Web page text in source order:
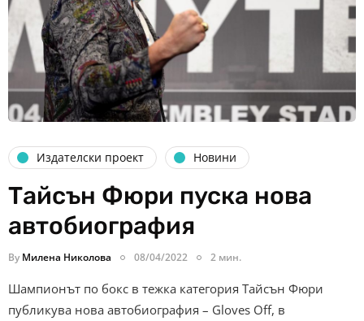
Издателски проект Новини
Тайсън Фюри пуска нова
автобиография
By Милена Николова 08/04/2022 2 мин.
Шампионът по бокс в тежка категория Тайсън Фюри
публикува нова автобиография – Gloves Off, в